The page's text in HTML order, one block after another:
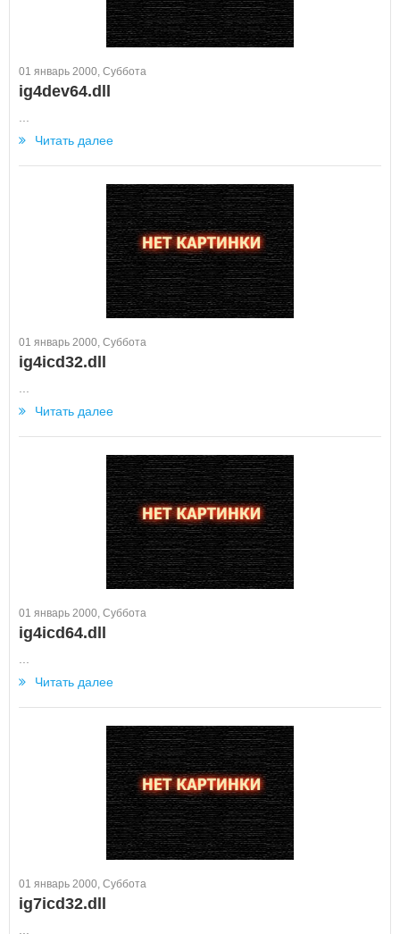
01 январь 2000, Суббота
ig4dev64.dll
Читать далее
01 январь 2000, Суббота
ig4icd32.dll
Читать далее
01 январь 2000, Суббота
ig4icd64.dll
Читать далее
01 январь 2000, Суббота
ig7icd32.dll